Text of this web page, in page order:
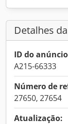
Detalhes
ID do
A215-66333
Número de
27650, 27654
Atualização: